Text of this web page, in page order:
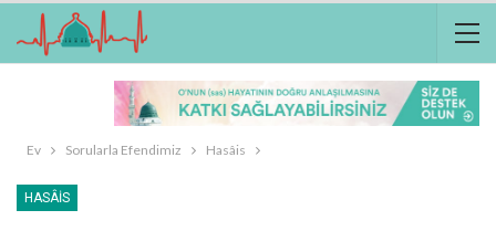
Ev Sorularla Efendimiz Hasâis
HASÂIS